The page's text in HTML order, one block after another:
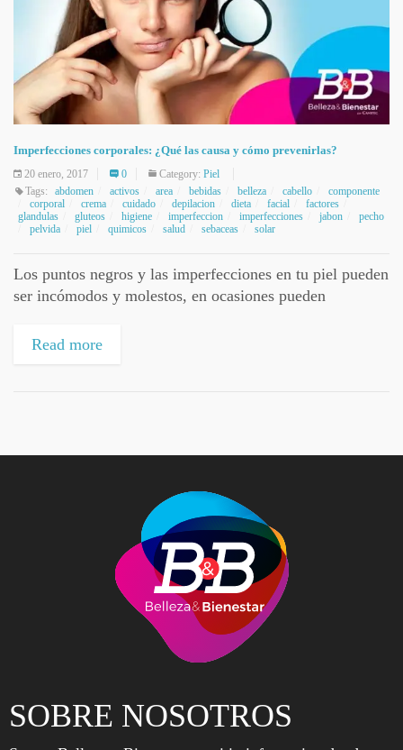
Imperfecciones corporales: ¿Qué las causa y cómo prevenirlas?
20 enero, 2017 0 Category: Piel
Tags:
abdomen activos area bebidas belleza cabello
componente
corporal
crema cuidado depilacion dieta facial
factores
glandulas
gluteos higiene imperfeccion imperfecciones jabon
pecho
pelvida
piel quimicos salud sebaceas solar
Los puntos negros y las imperfecciones en tu piel pueden
ser incómodos y molestos, en ocasiones pueden
reuniones con los amigos o familia...
Read more
SOBRE NOSOTROS